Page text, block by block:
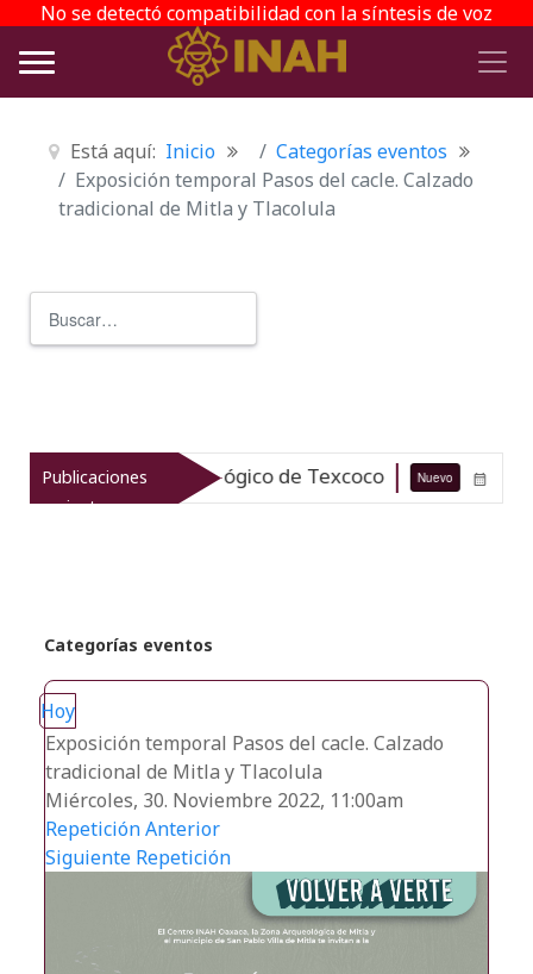
No se detectó compatibilidad con la síntesis de voz
Está aquí: Inicio
Categorías eventos
Exposición temporal Pasos del cacle. Calzado
tradicional de Mitla y Tlacolula
Publicaciones
recientes
patrimonio arqueológico de Texcoco Nuevo 07-08-26
Categorías eventos
Hoy
Exposición temporal Pasos del cacle. Calzado
tradicional de Mitla y Tlacolula
Miércoles, 30. Noviembre 2022, 11:00am
Repetición Anterior
Siguiente Repetición